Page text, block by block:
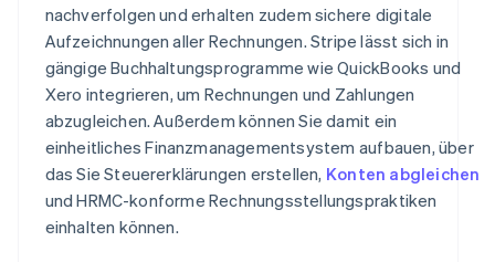
nachverfolgen und erhalten zudem sichere digitale
Aufzeichnungen aller Rechnungen. Stripe lässt sich in
gängige Buchhaltungsprogramme wie QuickBooks und
Xero integrieren, um Rechnungen und Zahlungen
abzugleichen. Außerdem können Sie damit ein
einheitliches Finanzmanagementsystem aufbauen, über
das Sie Steuererklärungen erstellen, Konten abgleichen
und HRMC-konforme Rechnungsstellungspraktiken
einhalten können.